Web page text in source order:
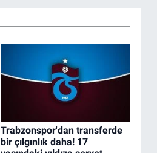
Trabzonspor'dan transferde
bir çılgınlık daha! 17